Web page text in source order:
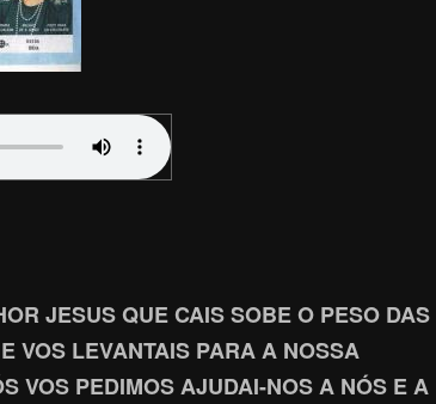
JESUS QUE CAIS SOBE O PESO DAS
VOS LEVANTAIS PARA A NOSSA
VOS PEDIMOS AJUDAI-NOS A NÓS E A